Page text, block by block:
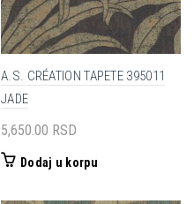
A.S. CRÉATION TAPETE 395011
JADE
5,650.00 RSD
Dodaj u korpu